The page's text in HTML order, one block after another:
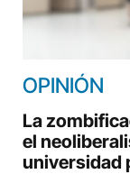
OPINIÓN
La
el
universidad